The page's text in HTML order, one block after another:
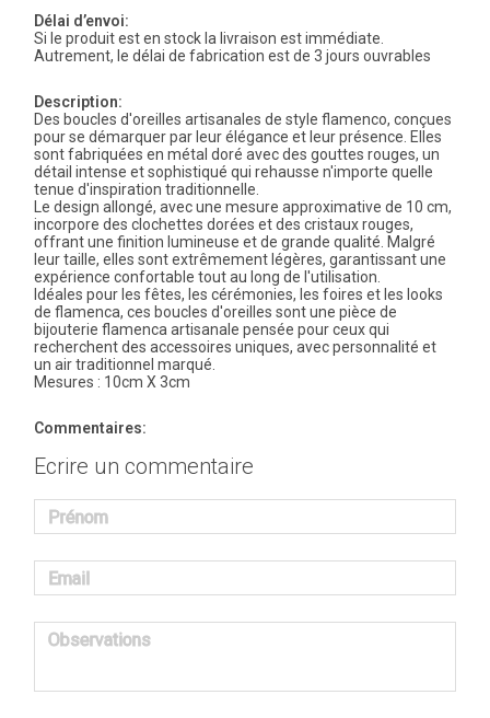
Délai d’envoi:
Si le produit est en stock la livraison est immédiate.
Autrement, le délai de fabrication est de 3 jours ouvrables
Description:
Des boucles d'oreilles artisanales de style flamenco, conçues
pour se démarquer par leur élégance et leur présence. Elles
sont fabriquées en métal doré avec des gouttes rouges, un
détail intense et sophistiqué qui rehausse n'importe quelle
tenue d'inspiration traditionnelle.
Le design allongé, avec une mesure approximative de 10 cm,
incorpore des clochettes dorées et des cristaux rouges,
offrant une finition lumineuse et de grande qualité. Malgré
leur taille, elles sont extrêmement légères, garantissant une
expérience confortable tout au long de l'utilisation.
Idéales pour les fêtes, les cérémonies, les foires et les looks
de flamenca, ces boucles d'oreilles sont une pièce de
bijouterie flamenca artisanale pensée pour ceux qui
recherchent des accessoires uniques, avec personnalité et
un air traditionnel marqué.
Mesures : 10cm X 3cm
Commentaires:
Ecrire un commentaire
Prénom
Email
Observations